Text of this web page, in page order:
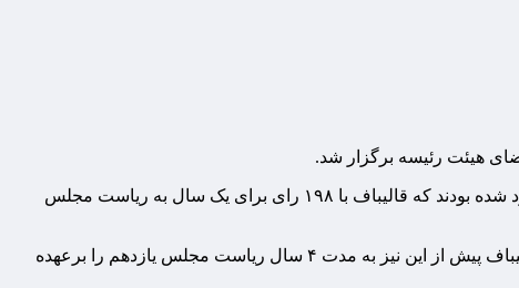
برای کرسی ریاست مجلس، آقایان محمدباقر قالیباف و منوچهر متکی از حوزه انتخابیه تهران و مجتبی ذوالنوری از حوزه انتخابیه قم نامزد شده بودند که قالیباف با ۱۹۸ رای برای یک سال به ریاست مجلس
مجتبی ذوالنور ۶۰ و منوچهر متکی ۵ رای آورد و تعداد آرای باطله نیز ۲۴ رای بود.۲۸۷ نفر از نمایندگان در جلسه رای‌گیری حاضر بودند.قالیباف پیش از این نیز به مدت ۴ سال ریاست مجلس یازدهم را برعهده